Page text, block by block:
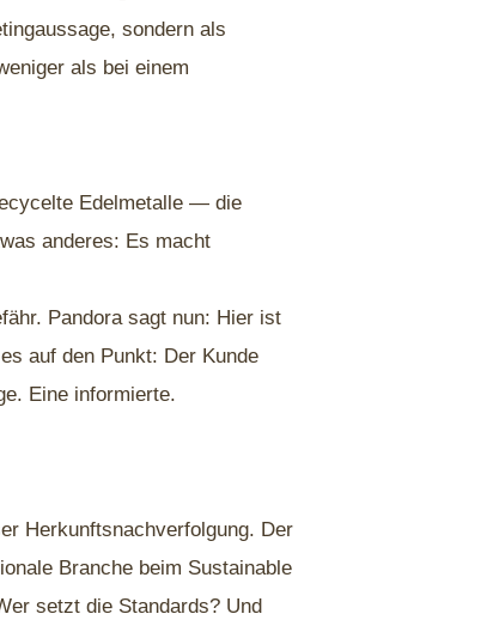
sondern als
als bei einem
Edelmetalle — die
anderes: Es macht
Pandora sagt nun: Hier ist
auf den Punkt: Der Kunde
Eine informierte.
Herkunftsnachverfolgung. Der
Branche beim Sustainable
setzt die Standards? Und